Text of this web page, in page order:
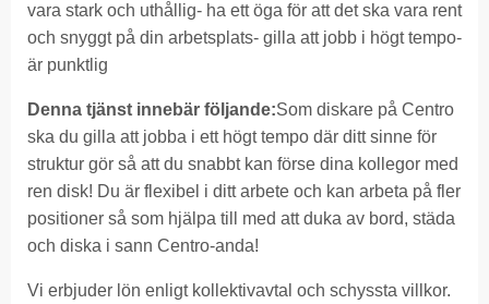
vara stark och uthållig- ha ett öga för att det ska vara rent
och snyggt på din arbetsplats- gilla att jobb i högt tempo-
är punktlig
Denna tjänst innebär följande:Som diskare på Centro
ska du gilla att jobba i ett högt tempo där ditt sinne för
struktur gör så att du snabbt kan förse dina kollegor med
ren disk! Du är flexibel i ditt arbete och kan arbeta på fler
positioner så som hjälpa till med att duka av bord, städa
och diska i sann Centro-anda!
Vi erbjuder lön enligt kollektivavtal och schyssta villkor.